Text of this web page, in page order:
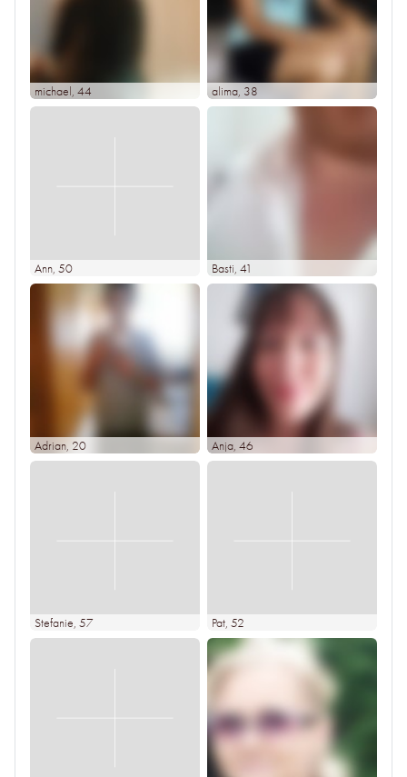
michael, 44 alima, 38
Ann, 50 Basti, 41
Adrian, 20 Anja, 46
Stefanie, 57 Pat, 52